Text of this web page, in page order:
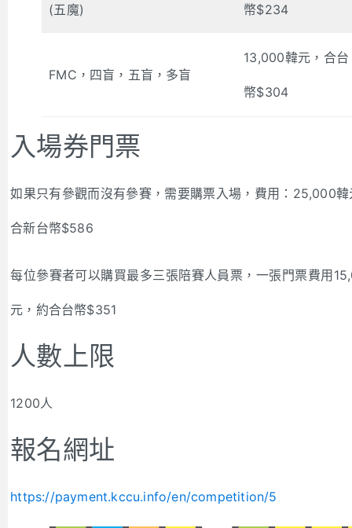
(五魔) 幣$234
FMC，四盲，五盲，多盲
13,000韓元，合台
幣$304
入場券門票
如果只有參觀而沒有參賽，需要購票入場，費用：25,000韓
合新台幣$586
每位參賽者可以購買最多三張陪賽人員票，一張門票費用
元，約合台幣$351
人數上限
1200人
報名網址
https://payment.kccu.info/en/competition/5